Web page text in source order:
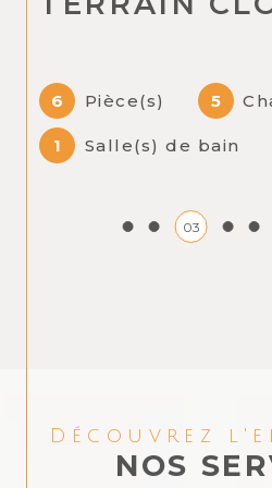
6 Pièce(s) 5
1 Salle(s) de bain
03
Découvrez
NOS